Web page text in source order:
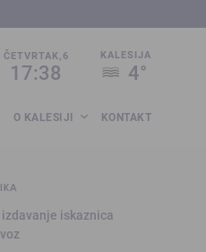
ČETVRTAK,6
17:38
KALESIJA
4°
O KALESIJI KONTAKT
iskaznica